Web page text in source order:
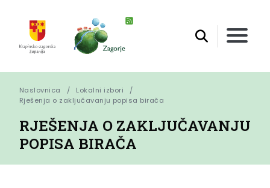
Naslovnica
Lokalni izbori
Rješenja o zaključavanju popisa birača
RJEŠENJA O ZAKLJUČAVANJU
POPISA BIRAČA